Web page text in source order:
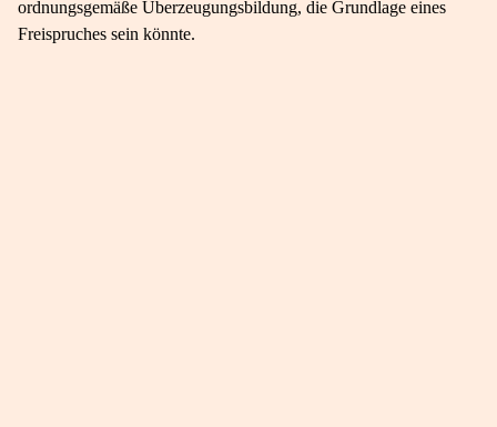
ordnungsgemäße Überzeugungsbildung, die Grundlage eines
Freispruches sein könnte.